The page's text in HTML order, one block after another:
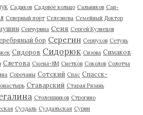
Садиков Садовое кольцо Сальников Сан-
Северный порт Селезнева Семейный Доктор
Сенчурина Сеня Сергей Кузнецов
бор Серегин Серпухов Сетунь
Сидоров Сидорюк Сизова Симаков
Слетова Смена-8М Снетков Соколов Солотча
Сорочаны Сотский Спас Спасск-
Ставарский Старая Рязань
Столешников Строгино
Суздаль Суздальская Сурин